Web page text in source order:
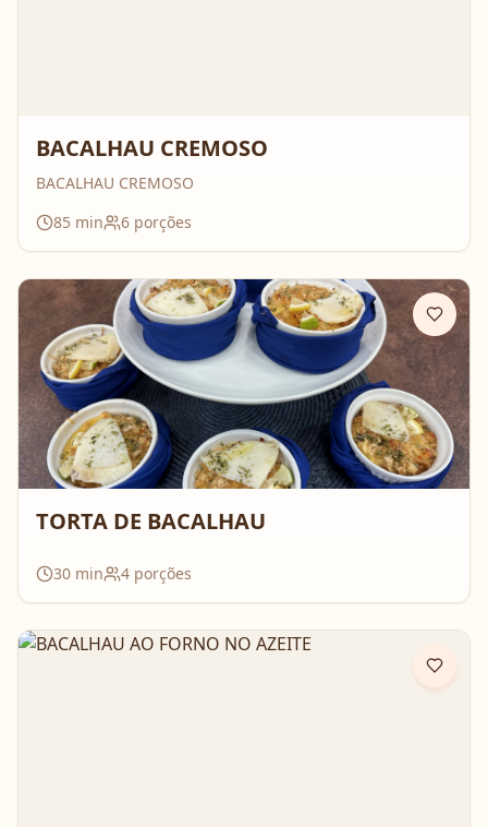
BACALHAU CREMOSO
BACALHAU CREMOSO
85 min 6 porções
TORTA DE BACALHAU
30 min 4 porções